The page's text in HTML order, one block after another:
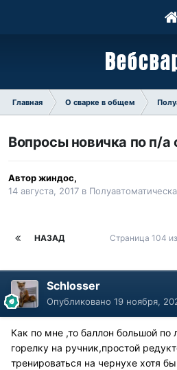
Главная О сварке в общем
Вопросы новичка по п/а
Авторжиндос,
14 августа, 2017 в
НАЗАД Страница 104
Schlosser
Опубликовано 19 ноября,
Как по мне ,то баллон большой по
горелку на ручник,простой
тренироваться на чернухе хотя